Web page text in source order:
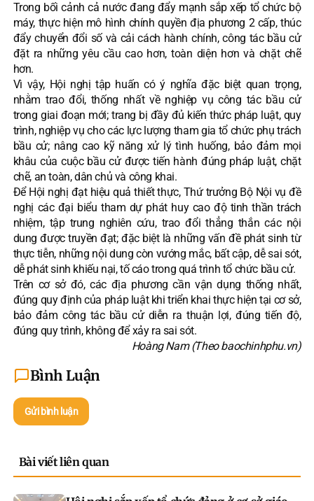
Trong bối cảnh cả nước đang đẩy mạnh sắp xếp tổ chức bộ
máy, thực hiện mô hình chính quyền địa phương 2 cấp, thúc
đẩy chuyển đổi số và cải cách hành chính, công tác bầu cử
đặt ra những yêu cầu cao hơn, toàn diện hơn và chặt chẽ
hơn.
Vì vậy, Hội nghị tập huấn có ý nghĩa đặc biệt quan trọng,
nhằm trao đổi, thống nhất về nghiệp vụ công tác bầu cử
trong giai đoạn mới; trang bị đầy đủ kiến thức pháp luật, quy
trình, nghiệp vụ cho các lực lượng tham gia tổ chức phụ trách
bầu cử; nâng cao kỹ năng xử lý tình huống, bảo đảm mọi
khâu của cuộc bầu cử được tiến hành đúng pháp luật, chặt
chẽ, an toàn, dân chủ và công khai.
Để Hội nghị đạt hiệu quả thiết thực, Thứ trưởng Bộ Nội vụ đề
nghị các đại biểu tham dự phát huy cao độ tinh thần trách
nhiệm, tập trung nghiên cứu, trao đổi thẳng thắn các nội
dung được truyền đạt; đặc biệt là những vấn đề phát sinh từ
thực tiễn, những nội dung còn vướng mắc, bất cập, dễ sai sót,
dễ phát sinh khiếu nại, tố cáo trong quá trình tổ chức bầu cử.
Trên cơ sở đó, các địa phương cần vận dụng thống nhất,
đúng quy định của pháp luật khi triển khai thực hiện tại cơ sở,
bảo đảm công tác bầu cử diễn ra thuận lợi, đúng tiến độ,
đúng quy trình, không để xảy ra sai sót.
Hoàng Nam (Theo baochinhphu.vn)
Bình Luận
Gửi bình luận
Bài viết liên quan